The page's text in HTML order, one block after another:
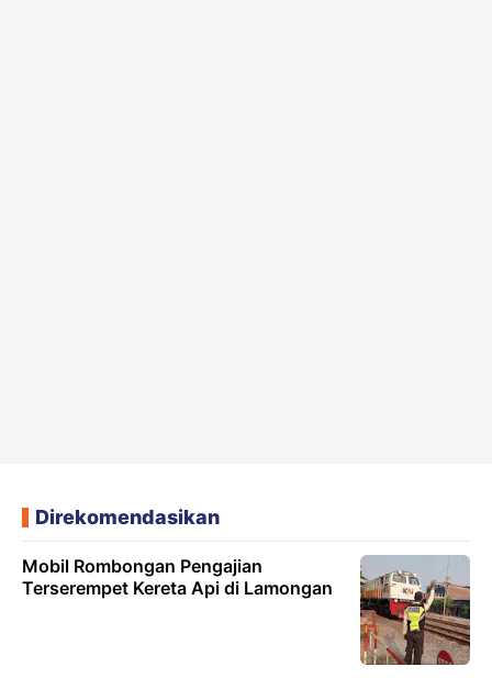
Direkomendasikan
Mobil Rombongan Pengajian
Terserempet Kereta Api di Lamongan